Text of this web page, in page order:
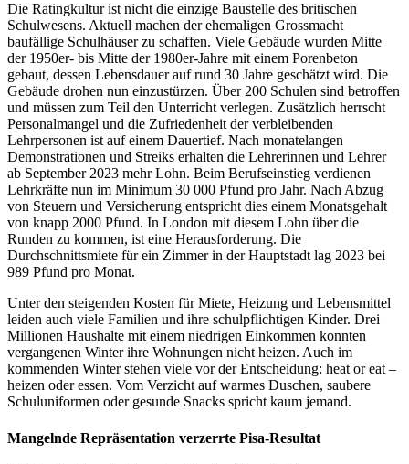
Die Ratingkultur ist nicht die einzige Baustelle des britischen
Schulwesens. Aktuell machen der ehemaligen Grossmacht
baufällige Schulhäuser zu schaffen. Viele Gebäude wurden Mitte
der 1950er- bis Mitte der 1980er-Jahre mit einem Porenbeton
gebaut, dessen Lebensdauer auf rund 30 Jahre geschätzt wird. Die
Gebäude drohen nun einzustürzen. Über 200 Schulen sind betroffen
und müssen zum Teil den Unterricht verlegen. Zusätzlich herrscht
Personalmangel und die Zufriedenheit der verbleibenden
Lehrpersonen ist auf einem Dauertief. Nach monatelangen
Demonstrationen und Streiks erhalten die Lehrerinnen und Lehrer
ab September 2023 mehr Lohn. Beim Berufseinstieg verdienen
Lehrkräfte nun im Minimum 30 000 Pfund pro Jahr. Nach Abzug
von Steuern und Versicherung entspricht dies einem Monatsgehalt
von knapp 2000 Pfund. In London mit diesem Lohn über die
Runden zu kommen, ist eine Herausforderung. Die
Durchschnittsmiete für ein Zimmer in der Hauptstadt lag 2023 bei
989 Pfund pro Monat.
Unter den steigenden Kosten für Miete, Heizung und Lebensmittel
leiden auch viele Familien und ihre schulpflichtigen Kinder. Drei
Millionen Haushalte mit einem niedrigen Einkommen konnten
vergangenen Winter ihre Wohnungen nicht heizen. Auch im
kommenden Winter stehen viele vor der Entscheidung: heat or eat –
heizen oder essen. Vom Verzicht auf warmes Duschen, saubere
Schuluniformen oder gesunde Snacks spricht kaum jemand.
Mangelnde Repräsentation verzerrte Pisa-Resultat